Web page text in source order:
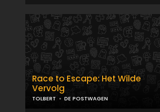
Race to Escape: Het Wilde
Vervolg
TOLBERT DE POSTWAGEN